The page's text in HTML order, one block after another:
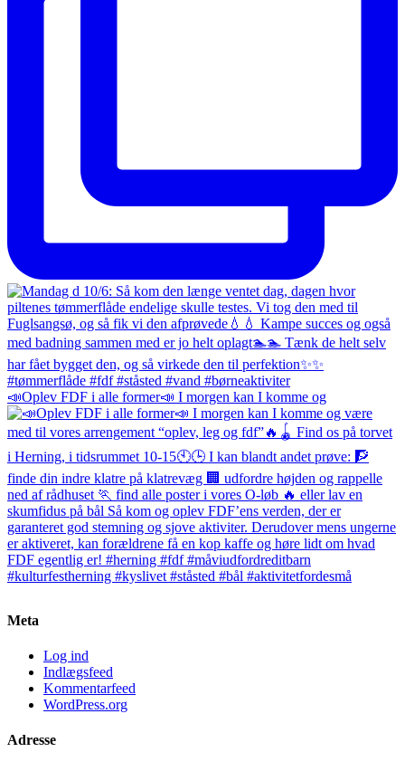
📣Oplev FDF i alle former📣 I morgen kan I komme og
Meta
Log ind
Indlægsfeed
Kommentarfeed
WordPress.org
Adresse